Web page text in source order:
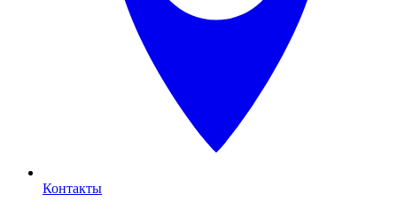
Контакты